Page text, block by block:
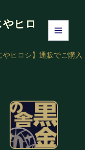
ヒロ
ーとウ
ヒロシ】 通販でご購入